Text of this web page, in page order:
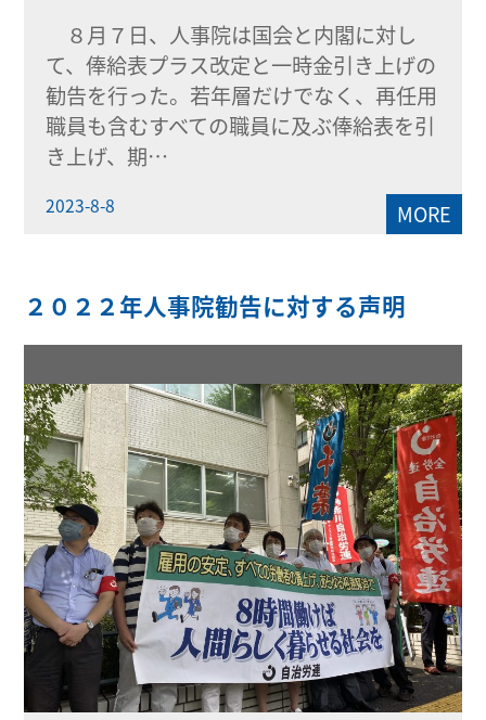
８月７日、人事院は国会と内閣に対し
て、俸給表プラス改定と一時金引き上げの
勧告を行った。若年層だけでなく、再任用
職員も含むすべての職員に及ぶ俸給表を引
き上げ、期…
2023-8-8 MORE
２０２２年人事院勧告に対する声明